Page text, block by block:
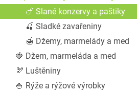
a
n
🍗 Slané konzervy a paštiky
🍒 Sladké zavařeniny
🍯 Džemy, marmelády a med
🍓 Džem, marmeláda a med
🫘 Luštěniny
🍚 Rýže a rýžové výrobky